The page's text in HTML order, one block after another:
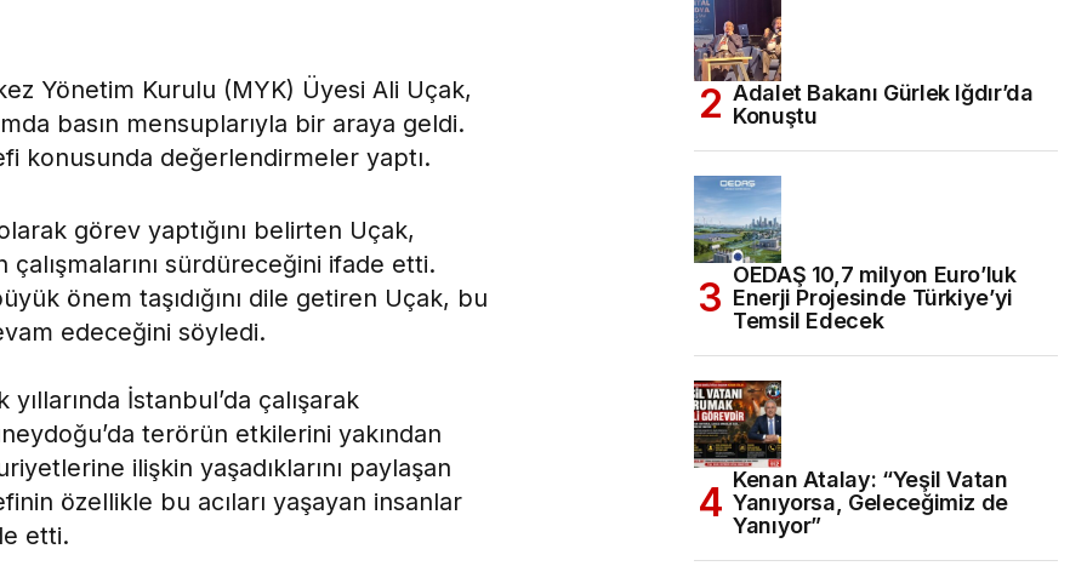
Yönetim Kurulu (MYK) Üyesi Ali Uçak,
basın mensuplarıyla bir araya geldi.
konusunda değerlendirmeler yaptı.
görev yaptığını belirten Uçak,
sürdüreceğini ifade etti.
önem taşıdığını dile getiren Uçak, bu
edeceğini söyledi.
İstanbul’da çalışarak
terörün etkilerini yakından
ilişkin yaşadıklarını paylaşan
özellikle bu acıları yaşayan insanlar
etti.
Adalet Bakanı Gürlek Iğdır’da
Konuştu
OEDAŞ 10,7 milyon Euro’luk
Enerji Projesinde Türkiye’yi
Temsil Edecek
Kenan Atalay: “Yeşil Vatan
Yanıyorsa, Geleceğimiz de
Yanıyor”